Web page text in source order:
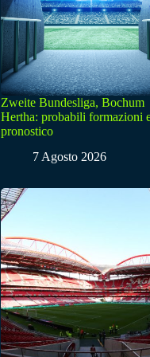
Zweite Bundesliga, Bochum
Hertha: probabili formazioni
pronostico
7 Agosto 2026